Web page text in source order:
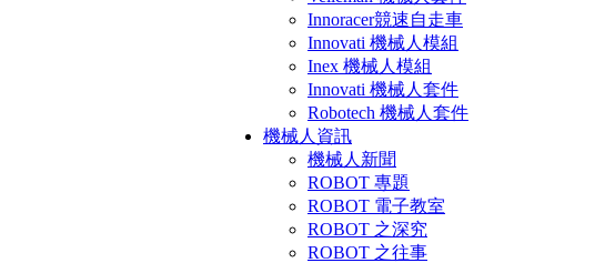
Innoracer競速自走車
Innovati 機械人模組
Inex 機械人模組
Innovati 機械人套件
Robotech 機械人套件
機械人資訊
機械人新聞
ROBOT 專題
ROBOT 電子教室
ROBOT 之深究
ROBOT 之往事